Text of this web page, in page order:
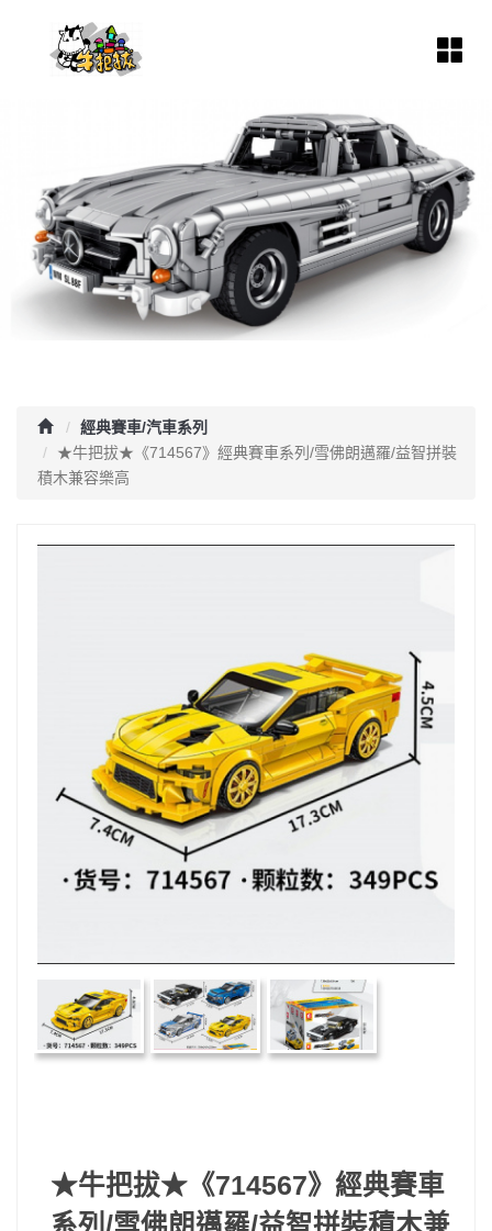
經典賽車/汽車系列
★牛把拔★《714567》經典賽車系列/雪佛朗邁羅/益智拼裝
積木兼容樂高
★牛把拔★《714567》經典賽車